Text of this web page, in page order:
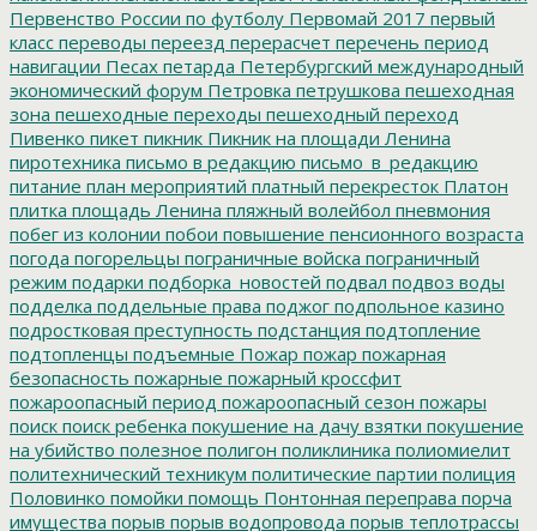
Первенство России по футболу Первомай 2017 первый
класс переводы переезд перерасчет перечень период
навигации Песах петарда Петербургский международный
экономический форум Петровка петрушкова пешеходная
зона пешеходные переходы пешеходный переход
Пивенко пикет пикник Пикник на площади Ленина
пиротехника письмо в редакцию письмо_в_редакцию
питание план мероприятий платный перекресток Платон
плитка площадь Ленина пляжный волейбол пневмония
побег из колонии побои повышение пенсионного возраста
погода погорельцы пограничные войска пограничный
режим подарки подборка_новостей подвал подвоз воды
подделка поддельные права поджог подпольное казино
подростковая преступность подстанция подтопление
подтопленцы подъемные Пожар пожар пожарная
безопасность пожарные пожарный кроссфит
пожароопасный период пожароопасный сезон пожары
поиск поиск ребенка покушение на дачу взятки покушение
на убийство полезное полигон поликлиника полиомиелит
политехнический техникум политические партии полиция
Половинко помойки помощь Понтонная переправа порча
имущества порыв порыв водопровода порыв теплотрассы